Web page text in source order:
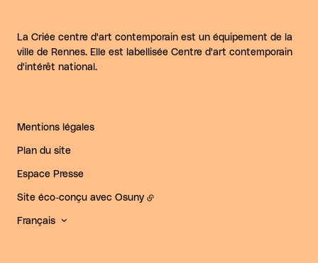
La Criée centre d'art contemporain est un équipement de la
ville de Rennes. Elle est labellisée Centre d'art contemporain
d'intérêt national.
Mentions légales
Plan du site
Espace Presse
Site éco-conçu avec Osuny
Français